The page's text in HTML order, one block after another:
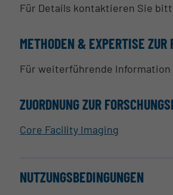
Für Details kontaktieren Sie
METHODEN & EXPERTISE ZUR
Für weiterführende
ZUORDNUNG ZUR
Core Facility Imaging
NUTZUNGSBEDINGUNGEN